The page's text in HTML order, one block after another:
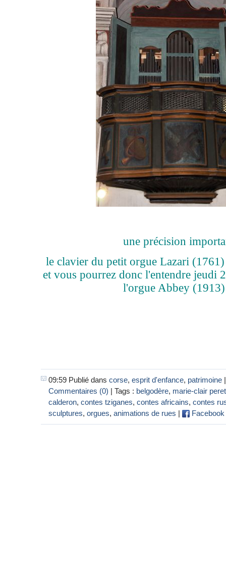
une précision
le clavier du petit orgue Lazari (1761)
et vous pourrez donc l'entendre jeudi
l'orgue Abbey
09:59 Publié dans corse, esprit d'enfance, patrimoine
Commentaires (0) | Tags : belgodère, marie-clair
calderon, contes tziganes, contes africains, contes
sculptures, orgues, animations de rues | Facebook